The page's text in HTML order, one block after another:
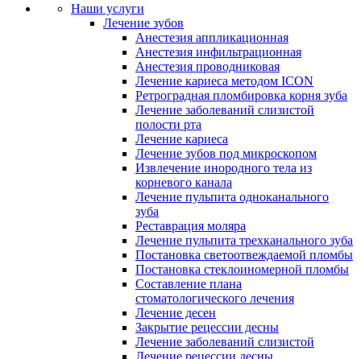
Наши услуги
Лечение зубов
Анестезия аппликационная
Анестезия инфильтрационная
Анестезия проводниковая
Лечение кариеса методом ICON
Ретроградная пломбировка корня зуба
Лечение заболеваний слизистой
полости рта
Лечение кариеса
Лечение зубов под микроскопом
Извлечение инородного тела из
корневого канала
Лечение пульпита одноканального
зуба
Реставрация моляра
Лечение пульпита трехканального зуба
Постановка светоотвеждаемой пломбы
Постановка стеклоиномерной пломбы
Составление плана
стоматологического лечения
Лечение десен
Закрытие рецессии десны
Лечение заболеваний слизистой
Лечение рецессии десны